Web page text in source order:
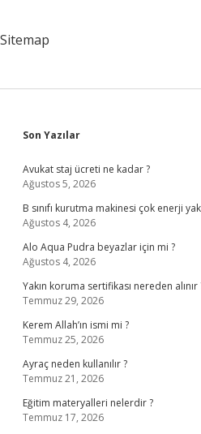
Sitemap
Sidebar
Son Yazılar
Avukat staj ücreti ne kadar ?
Ağustos 5, 2026
B sınıfı kurutma makinesi çok enerji
Ağustos 4, 2026
Alo Aqua Pudra beyazlar için mi ?
Ağustos 4, 2026
Yakın koruma sertifikası nereden alınır
Temmuz 29, 2026
Kerem Allah’ın ismi mi ?
Temmuz 25, 2026
Ayraç neden kullanılır ?
Temmuz 21, 2026
Eğitim materyalleri nelerdir ?
Temmuz 17, 2026